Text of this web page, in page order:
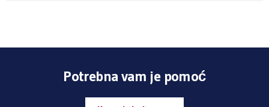
Potrebna vam je pomoć